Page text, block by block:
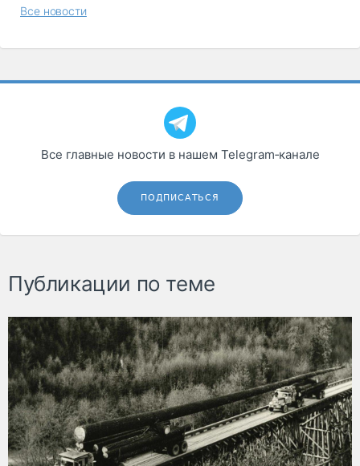
Все новости
Все главные новости в нашем Telegram‑канале
ПОДПИСАТЬСЯ
Публикации по теме